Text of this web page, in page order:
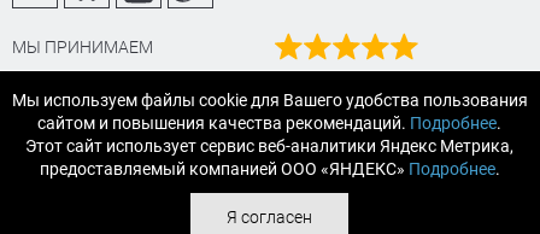
МЫ ПРИНИМАЕМ
на Яндекс маркет
Читайте отзывы
© 2007-2026 «АРСЕНАЛТРЕЙДИНГ Краснодар» строительные и
Мы используем файлы cookie для Вашего удобства пользования
сайтом и повышения качества рекомендаций. Подробнее.
Этот сайт использует сервис веб-аналитики Яндекс Метрика,
предоставляемый компанией ООО «ЯНДЕКС» Подробнее.
Я согласен